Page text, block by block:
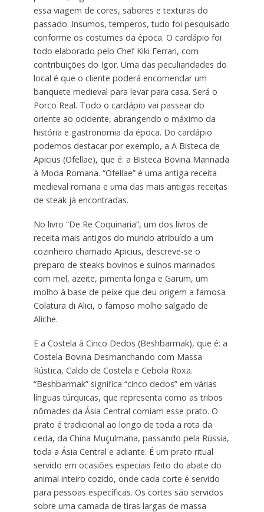
essa viagem de cores, sabores e texturas do
passado. Insumos, temperos, tudo foi pesquisado
conforme os costumes da época. O cardápio foi
todo elaborado pelo Chef Kiki Ferrari, com
contribuições do Igor. Uma das peculiaridades do
local é que o cliente poderá encomendar um
banquete medieval para levar para casa. Será o
Porco Real. Todo o cardápio vai passear do
oriente ao ocidente, abrangendo o máximo da
história e gastronomia da época. Do cardápio
podemos destacar por exemplo, a A Bisteca de
Apicius (Ofellae), que é: a Bisteca Bovina Marinada
à Moda Romana. “Ofellae” é uma antiga receita
medieval romana e uma das mais antigas receitas
de steak já encontradas.
No livro “De Re Coquinaria”, um dos livros de
receita mais antigos do mundo atribuído a um
cozinheiro chamado Apicius, descreve-se o
preparo de steaks bovinos e suínos marinados
com mel, azeite, pimenta longa e Garum, um
molho à base de peixe que deu origem a famosa
Colatura di Alici, o famoso molho salgado de
Aliche.
E a Costela à Cinco Dedos (Beshbarmak), que é: a
Costela Bovina Desmanchando com Massa
Rústica, Caldo de Costela e Cebola Roxa.
“Beshbarmak” significa “cinco dedos” em várias
línguas túrquicas, que representa como as tribos
nômades da Ásia Central comiam esse prato. O
prato é tradicional ao longo de toda a rota da
ceda, da China Muçulmana, passando pela Rússia,
toda a Ásia Central e adiante. É um prato ritual
servido em ocasiões especiais feito do abate do
animal inteiro cozido, onde cada corte é servido
para pessoas específicas. Os cortes são servidos
sobre uma camada de tiras largas de massa